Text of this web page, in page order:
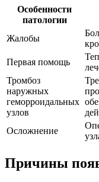
Особенности
патологии
Жалобы
Первая помощь
Тромбоз
наружных
геморроидальных
узлов
Осложнение
Причины